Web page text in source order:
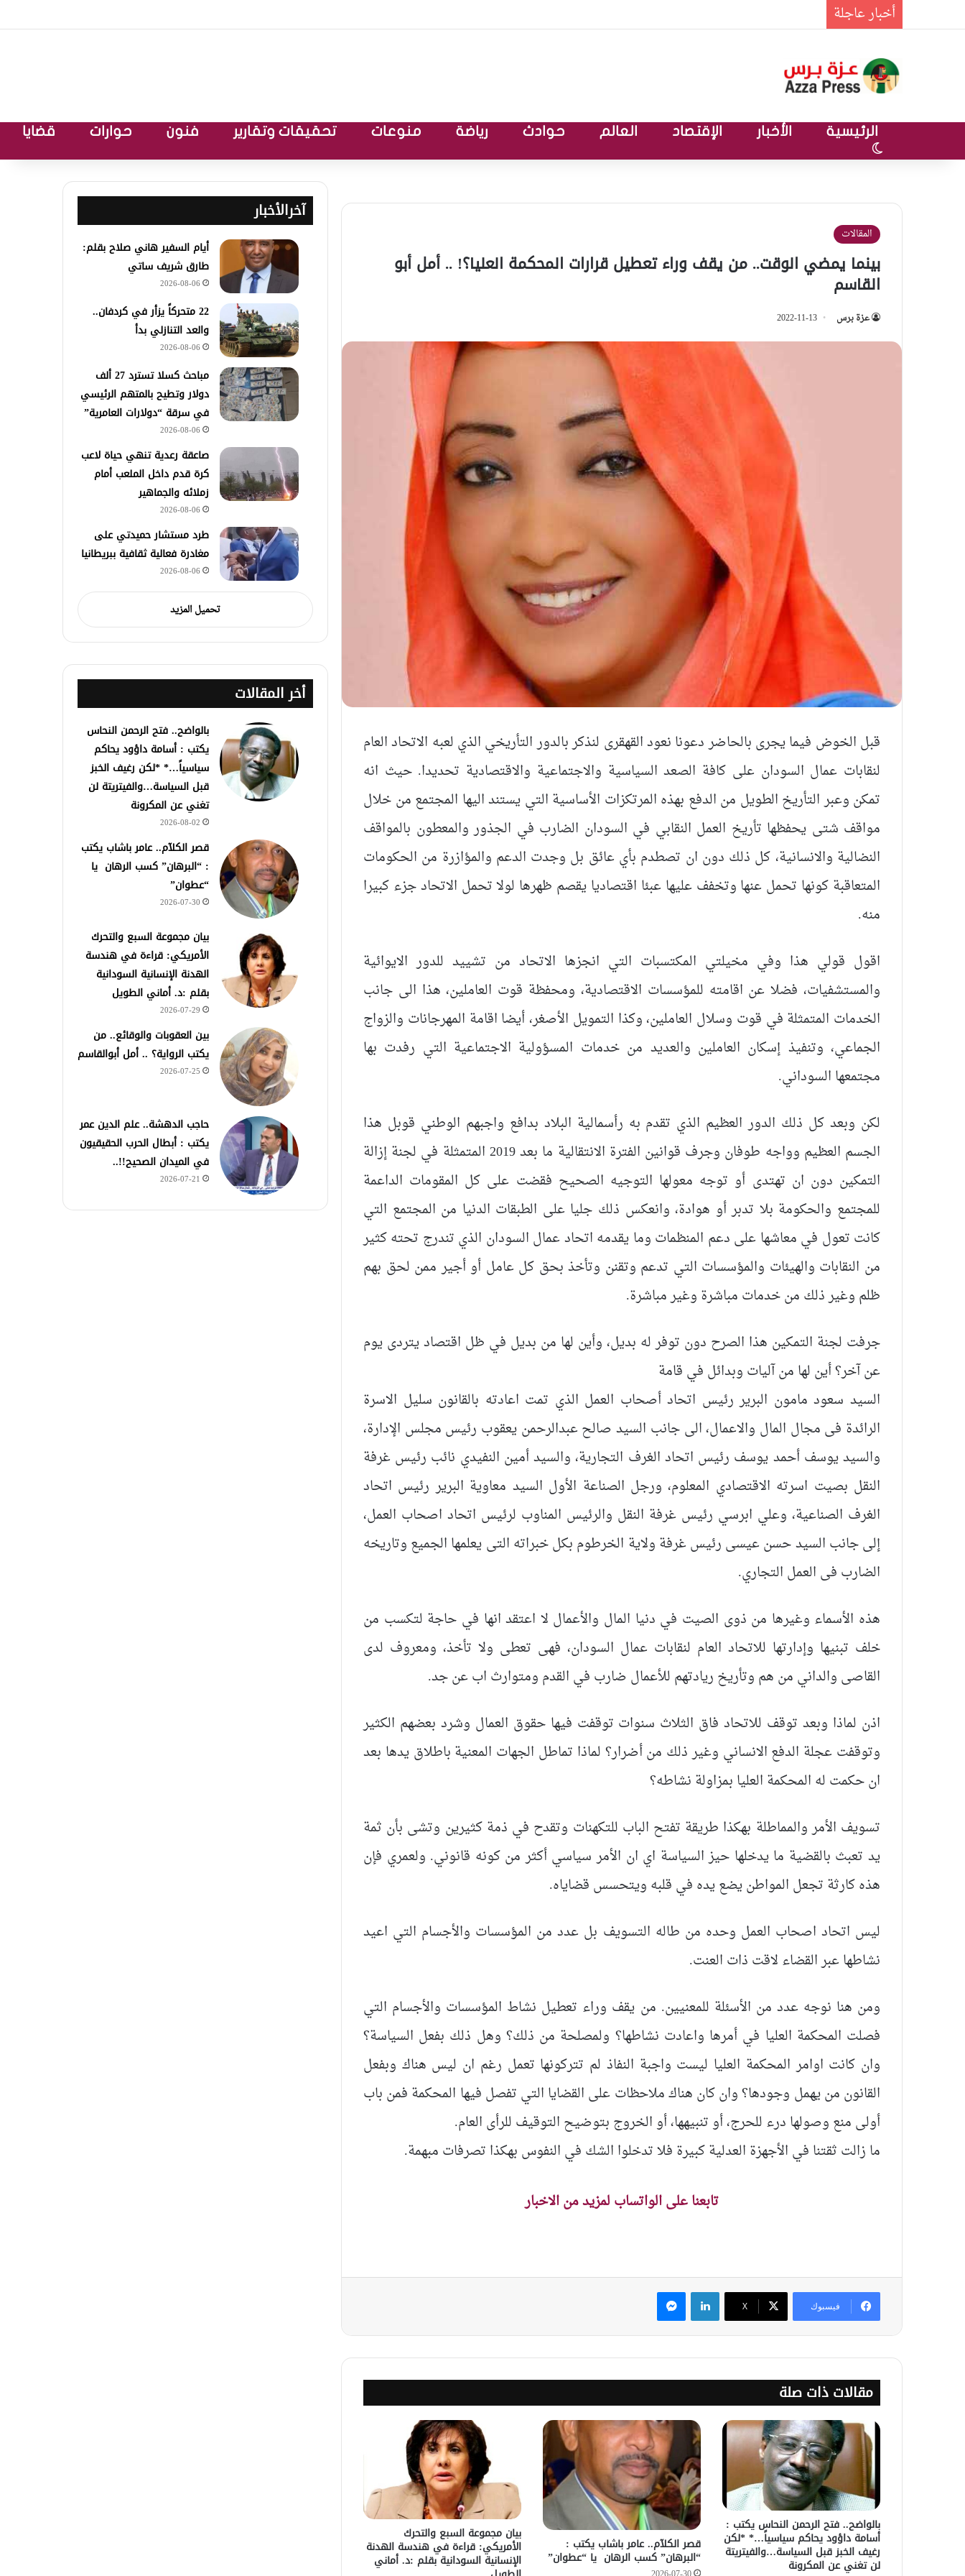
أخبار عاجلة
الرئيسية الأخبار الإقتصاد العالم حوادث رياضة منوعات تحقيقات وتقارير فنون حوارات قضايا
الوضع المظلم
المقالات
بينما يمضي الوقت.. من يقف وراء تعطيل قرارات المحكمة العليا؟! .. أمل أبو
القاسم
عزة برس 2022-11-13
قبل الخوض فيما يجرى بالحاضر دعونا نعود القهقرى لنذكر بالدور التأريخي الذي لعبه الاتحاد العام
لنقابات عمال السودان على كافة الصعد السياسية والاجتماعية والاقتصادية تحديدا. حيث انه
تمكن وعبر التأريخ الطويل من الدفع بهذه المرتكزات الأساسية التي يستند اليها المجتمع من خلال
مواقف شتى يحفظها تأريخ العمل النقابي في السودان الضارب في الجذور والمعطون بالمواقف
النضالية والانسانية، كل ذلك دون ان تصطدم بأي عائق بل وجدت الدعم والمؤازرة من الحكومات
المتعاقبة كونها تحمل عنها وتخفف عليها عبئا اقتصاديا يقصم ظهرها لولا تحمل الاتحاد جزء كبيرا
منه.
اقول قولي هذا وفي مخيلتي المكتسبات التي انجزها الاتحاد من تشييد للدور الايوائية
والمستشفيات، فضلا عن اقامته للمؤسسات الاقتصادية، ومحفظة قوت العاملين، هذا الى جانب
الخدمات المتمثلة في قوت وسلال العاملين، وكذا التمويل الأصغر، أيضا اقامة المهرجانات والزواج
الجماعي، وتنفيذ إسكان العاملين والعديد من خدمات المسؤولية الاجتماعية التي رفدت بها
مجتمعها السوداني.
لكن وبعد كل ذلك الدور العظيم الذي تقدم به رأسمالية البلاد بدافع واجبهم الوطني قوبل هذا
الجسم العظيم وواجه طوفان وجرف قوانين الفترة الانتقالية ما بعد 2019 المتمثلة في لجنة إزالة
التمكين دون ان تهتدى أو توجه معولها التوجيه الصحيح فقضت على كل المقومات الداعمة
للمجتمع والحكومة بلا تدبر أو هوادة، وانعكس ذلك جليا على الطبقات الدنيا من المجتمع التي
كانت تعول في معاشها على دعم المنظمات وما يقدمه اتحاد عمال السودان الذي تندرج تحته كثير
من النقابات والهيئات والمؤسسات التي تدعم وتقنن وتأخذ بحق كل عامل أو أجير ممن لحق بهم
ظلم وغير ذلك من خدمات مباشرة وغير مباشرة.
جرفت لجنة التمكين هذا الصرح دون توفر له بديل، وأين لها من بديل في ظل اقتصاد يتردى يوم
عن آخر؟ أين لها من آليات وبدائل في قامة
السيد سعود مامون البرير رئيس اتحاد أصحاب العمل الذي تمت اعادته بالقانون سليل الاسرة
الرائدة فى مجال المال والاعمال، الى جانب السيد صالح عبدالرحمن يعقوب رئيس مجلس الإدارة،
والسيد يوسف أحمد يوسف رئيس اتحاد الغرف التجارية، والسيد أمين النفيدي نائب رئيس غرفة
النقل بصيت اسرته الاقتصادي المعلوم، ورجل الصناعة الأول السيد معاوية البرير رئيس اتحاد
الغرف الصناعية، وعلي ابرسي رئيس غرفة النقل والرئيس المناوب لرئيس اتحاد اصحاب العمل،
إلى جانب السيد حسن عيسى رئيس غرفة ولاية الخرطوم بكل خبراته التى يعلمها الجميع وتاريخه
الضارب فى العمل التجاري.
هذه الأسماء وغيرها من ذوى الصيت في دنيا المال والأعمال لا اعتقد انها في حاجة لتكسب من
خلف تبنيها وإدارتها للاتحاد العام لنقابات عمال السودان، فهى تعطى ولا تأخذ، ومعروف لدى
القاصى والداني من هم وتأريخ ريادتهم للأعمال ضارب في القدم ومتوارث اب عن جد.
اذن لماذا وبعد توقف للاتحاد فاق الثلاث سنوات توقفت فيها حقوق العمال وشرد بعضهم الكثير
وتوقفت عجلة الدفع الانساني وغير ذلك من أضرار؟ لماذا تماطل الجهات المعنية باطلاق يدها بعد
ان حكمت له المحكمة العليا بمزاولة نشاطه؟
تسويف الأمر والمماطلة بهكذا طريقة تفتح الباب للتكهنات وتقدح في ذمة كثيرين وتشى بأن ثمة
يد تعبث بالقضية ما يدخلها حيز السياسة اي ان الأمر سياسي أكثر من كونه قانوني. ولعمري فإن
هذه كارثة تجعل المواطن يضع يده في قلبه ويتحسس قضاياه.
ليس اتحاد اصحاب العمل وحده من طاله التسويف بل عدد من المؤسسات والأجسام التي اعيد
نشاطها عبر القضاء لاقت ذات العنت.
ومن هنا نوجه عدد من الأسئلة للمعنيين. من يقف وراء تعطيل نشاط المؤسسات والأجسام التي
فصلت المحكمة العليا في أمرها واعادت نشاطها؟ ولمصلحة من ذلك؟ وهل ذلك بفعل السياسة؟
وان كانت اوامر المحكمة العليا ليست واجبة النفاذ لم تتركونها تعمل رغم ان ليس هناك وبفعل
القانون من يهمل وجودها؟ وان كان هناك ملاحظات على القضايا التي تفصل فيها المحكمة فمن باب
أولى منع وصولها درء للحرج، أو تنبيهها، أو الخروج بتوضيح التوقيف للرأى العام.
ما زالت ثقتنا في الأجهزة العدلية كبيرة فلا تدخلوا الشك في النفوس بهكذا تصرفات مبهمة.
تابعنا على الواتساب لمزيد من الاخبار
فيسبوك ‫X
لينكدإن ماسنجر
مقالات ذات صلة
بالواضح.. فتح الرحمن النحاس يكتب :
أسامة داؤود يحاكم سياسياً…* *لكن
رغيف الخبز قبل السياسة…والفيتريتة
لن تغني عن المكرونة
قصر الكلآم.. عامر باشاب يكتب :
“البرهان” كسب الرهان يا “عطوان”
بيان مجموعة السبع والتحرك
الأمريكي: قراءة في هندسة الهدنة
الإنسانية السودانية بقلم :د. أماني
آخرالأخبار
أيام السفير هاني صلاح بقلم:
طارق شريف ساتي
2026-08-06
22 متحركاً يزأر في كردفان..
والعد التنازلي بدأ
2026-08-06
مباحث كسلا تسترد 27 ألف
دولار وتطيح بالمتهم الرئيسي
في سرقة “دولارات العامرية”
2026-08-06
صاعقة رعدية تنهي حياة لاعب
كرة قدم داخل الملعب أمام
زملائه والجماهير
2026-08-06
طرد مستشار حميدتي على
مغادرة فعالية ثقافية ببريطانيا
2026-08-06
تحميل المزيد
أخر المقالات
بالواضح.. فتح الرحمن النحاس
يكتب : أسامة داؤود يحاكم
سياسياً…* *لكن رغيف الخبز
قبل السياسة…والفيتريتة لن
تغني عن المكرونة
2026-08-02
قصر الكلآم.. عامر باشاب يكتب
: “البرهان” كسب الرهان يا
“عطوان”
2026-07-30
بيان مجموعة السبع والتحرك
الأمريكي: قراءة في هندسة
الهدنة الإنسانية السودانية
بقلم :د. أماني الطويل
2026-07-29
بين العقوبات والوقائع.. من
يكتب الرواية؟ .. أمل أبوالقاسم
2026-07-25
حاجب الدهشة.. علم الدين عمر
يكتب : أبطال الحرب الحقيقيون
في الميدان الصحيح!!..
2026-07-21